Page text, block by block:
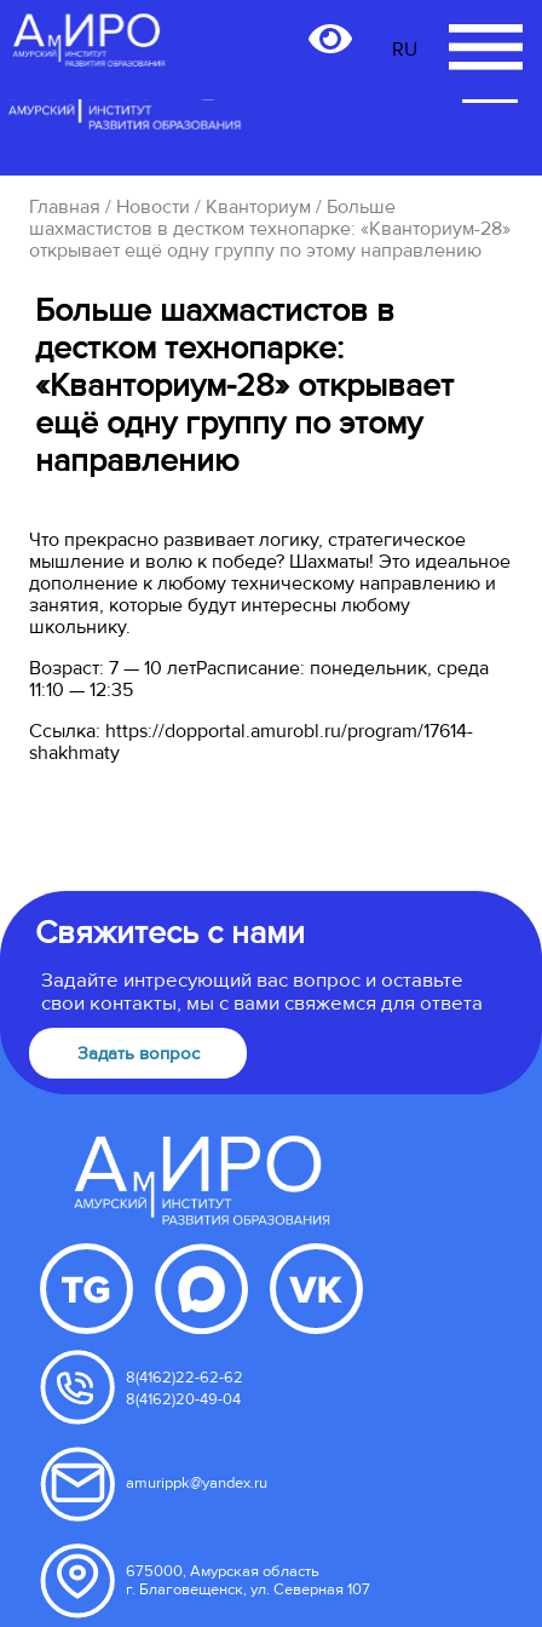
RU
Главная / Новости / Кванториум / Больше
шахмастистов в дестком технопарке: «Кванториум-28»
открывает ещё одну группу по этому направлению
Больше шахмастистов в
дестком технопарке:
«Кванториум-28» открывает
ещё одну группу по этому
направлению
Что прекрасно развивает логику, стратегическое
мышление и волю к победе? Шахматы! Это идеальное
дополнение к любому техническому направлению и
занятия, которые будут интересны любому
школьнику.
Возраст: 7 — 10 летРасписание: понедельник, среда
11:10 — 12:35
Ссылка: https://dopportal.amurobl.ru/program/17614-
shakhmaty
Свяжитесь с нами
Задайте интресующий вас вопрос и оставьте
свои контакты, мы с вами свяжемся для ответа
Задать вопрос
8(4162)22-62-62
8(4162)20-49-04
amurippk@yandex.ru
675000, Амурская область
г. Благовещенск, ул. Северная 107